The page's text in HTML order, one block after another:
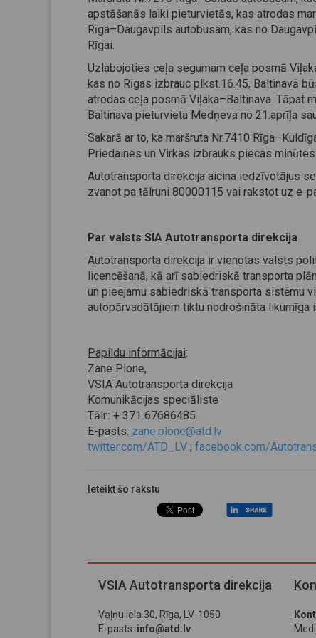
apstāšanās laiki pieturvietās, kas atrodas
Rīga–Daugavpils autobusam, kas no
Rīgai.
Uzlabojoties ceļa segumam ceļa posmā
kas no Rīgas izbrauc plkst.16.45, Baltinavā
atrodas ceļa posmā Viļaka–Baltinava. Tāpat
Baltinava pieturvieta Medņeva no 21.aprīļa
Sakarā ar to, ka maršruta Nr.7410
Priedaines un Virkas izbrauks piecas
Autotransporta direkcija aicina iedzīvotājus
zvanot pa tālruni 80000115 vai rakstot uz e-
Par valsts SIA Autotransporta direkcija
Autotransporta direkcija ir vienotas valsts
licencēšanā, kā arī sabiedriskā transporta
un pieejamu sabiedriskā transporta sistēmu
autopārvadātājiem tiktu nodrošināta
Papildu informācijai:
Zane Plone,
VSIA Autotransporta direkcija
Komunikācijas speciāliste
Tālr.: + 371 67686485
E-pasts: zane.plone@atd.lv
twitter.com/ATD_LV ; facebook.com/
Ieteikt šo rakstu
VSIA Autotransporta direkcija
Vaļņu iela 30, Rīga, LV-1050
E-pasts: info@atd.lv